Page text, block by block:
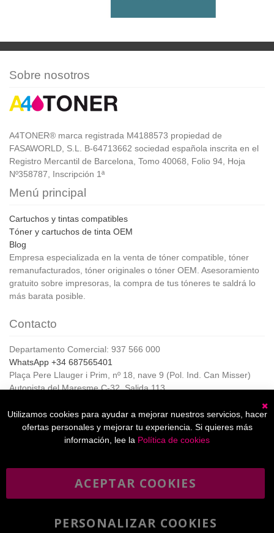
Sobre nosotros
A4TONER® marca registrada M4188573 propiedad de
FASAWORLD, S.L. B-64713662 sociedad española inscrita en el
Registro Mercantil de Barcelona, Tomo 40068, Folio 94, Hoja
Nº358787, Inscripción 1ª
Menú principal
Cartuchos y tintas compatibles
Tóner y cartuchos de tinta OEM
Blog
Empresa especializada en la venta de tóner compatible, tóner
remanufacturados, tóner originales o tóner OEM. Asesoramiento
gratuito sobre impresoras, la compra de tus tóneres te saldrá lo
más barata posible.
Contacto
Departamento Comercial: 937 566 000
WhatsApp +34 687565401
Plaça Pere Llauger i Prim, nº 18, nave 9 (Pol. Ind. Can Misser)
Autopista del Maresme C-32, Salida 113
Horario de Atención al cliente:
De lunes a jueves de 8:00 a 17:00,
Viernes de 8:00 a 15:00
informativo
He leído y acepto lapolítica de privacidad
Utilizamos cookies para ayudar a mejorar nuestros servicios, hacer
ofertas personales y mejorar tu experiencia. Si quieres más
información, lee la Política de cookies
ACEPTAR COOKIES
PERSONALIZAR COOKIES